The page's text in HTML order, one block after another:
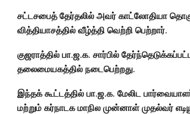
சட்டசபைத் தேர்தலில் அவர் காட்லோதியா
வித்தியாசத்தில் வீழ்த்தி வெற்றி பெற்றார்.
குஜராத்தில் பா.ஜ.க. சார்பில்
தலைமையகத்தில் நடைபெற்றது.
இந்தக் கூட்டத்தில் பா.ஜ.க. மேலிட
மற்றும் கர்நாடக மாநில முன்னாள் முதல்வர்